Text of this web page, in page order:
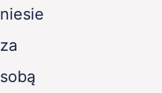
niesie
za
sobą